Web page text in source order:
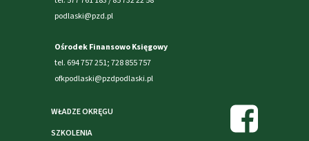
podlaski@pzd.pl
Ośrodek Finansowo Księgowy
tel. 694 757 251; 728 855 757
ofkpodlaski@pzdpodlaski.pl
WŁADZE OKRĘGU
SZKOLENIA